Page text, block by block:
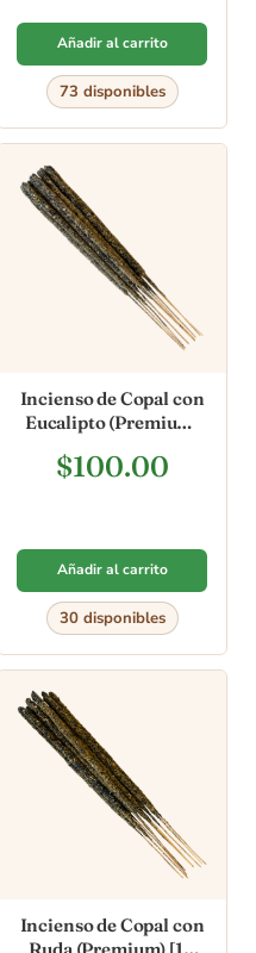
Añadir al carrito
73 disponibles
Incienso de Copal con
Eucalipto (Premium)
$100.00
Añadir al carrito
30 disponibles
Incienso de Copal con